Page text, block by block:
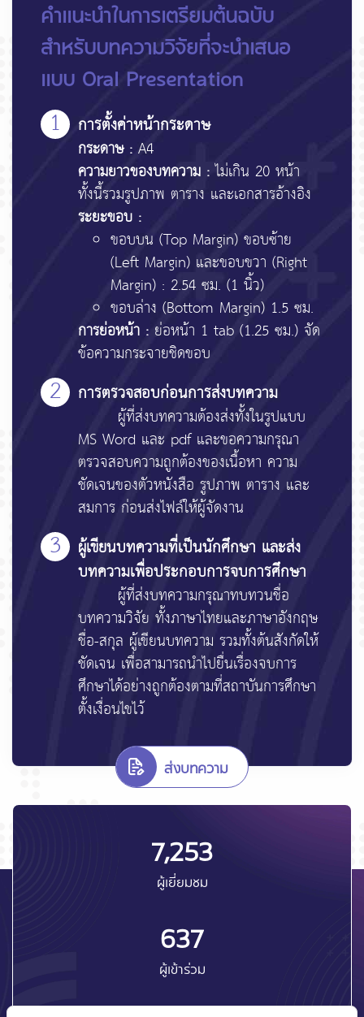
คำแนะนำในการเตรียมต้นฉบับ
สำหรับบทความวิจัยที่จะนำเสนอ
แบบ Oral Presentation
1 การตั้งค่าหน้ากระดาษ
กระดาษ : A4
ความยาวของบทความ :ไม่เกิน 20 หน้า
ทั้งนี้รวมรูปภาพ ตาราง และเอกสารอ้างอิง
ระยะขอบ :
ขอบบน (Top Margin) ขอบซ้าย
(Left Margin) และขอบขวา (Right
Margin) : 2.54 ซม. (1 นิ้ว)
ขอบล่าง (Bottom Margin) 1.5 ซม.
การย่อหน้า : ย่อหน้า 1 tab (1.25 ซม.) จัด
ข้อความกระจายชิดขอบ
2 การตรวจสอบก่อนการส่งบทความ
ผู้ที่ส่งบทความต้องส่งทั้งในรูปแบบ
MS Word และ pdf และขอความกรุณา
ตรวจสอบความถูกต้องของเนื้อหา ความ
ชัดเจนของตัวหนังสือ รูปภาพ ตาราง และ
สมการ ก่อนส่งไฟล์ให้ผู้จัดงาน
3
ผู้เขียนบทความที่เป็นนักศึกษา และส่ง
บทความเพื่อประกอบการจบการศึกษา
ผู้ที่ส่งบทความกรุณาทบทวนชื่อ
บทความวิจัย ทั้งภาษาไทยและภาษาอังกฤษ
ชื่อ-สกุล ผู้เขียนบทความ รวมทั้งต้นสังกัดให้
ชัดเจน เพื่อสามารถนำไปยื่นเรื่องจบการ
ศึกษาได้อย่างถูกต้องตามที่สถาบันการศึกษา
ตั้งเงื่อนไขไว้
ส่งบทความ
7,253
ผู้เยี่ยมชม
637
ผู้เข้าร่วม